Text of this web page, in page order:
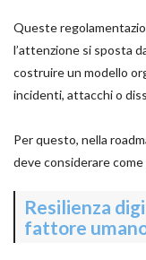
Queste
l’attenzione si sposta
costruire un modello
incidenti, attacchi o
Per questo, nella
deve considerare
Resilienza
fattore